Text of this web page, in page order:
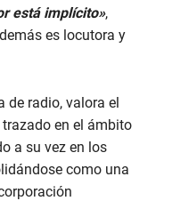
está implícito»,
es locutora y
de radio, valora el
en el ámbito
a su vez en los
como una